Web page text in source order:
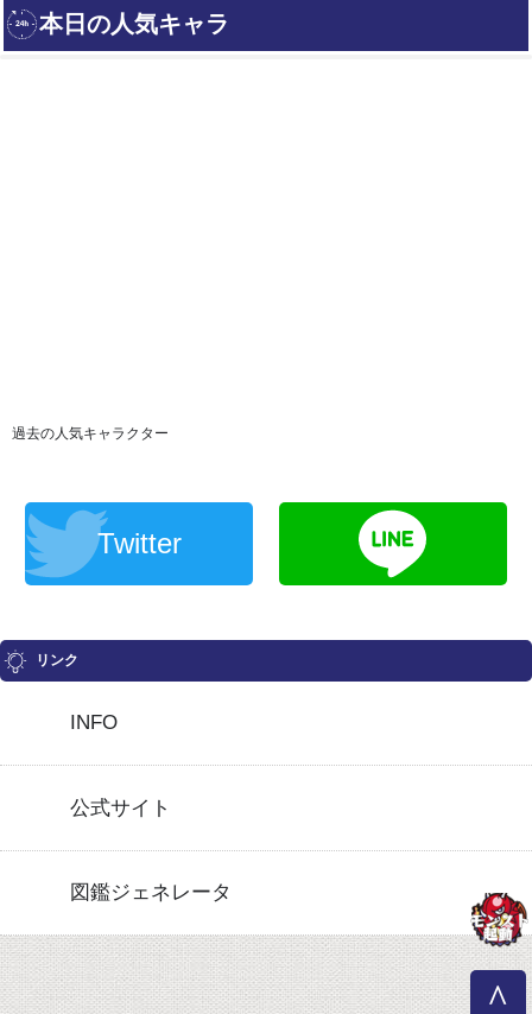
過去の人気キャラクター
Twitter
リンク
INFO
公式サイト
図鑑ジェネレータ